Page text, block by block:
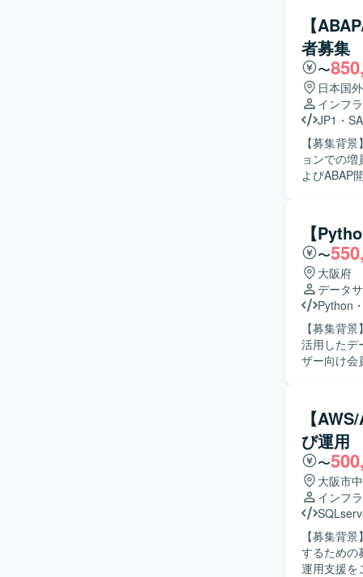
【
者募集
〜
日本国外
インフ
JP1 ・
【募集背
ョンでの増員を行っています。
よびABAP
て、マス
類作成などの
て自走して
業務を進
柔軟な対応の双
ECC6.0の
きるポジ
解と技術ス
のため、キャリ
中心とし
【
〜
大阪府
データ
Python
【募集背
活用したデー
ザー向け会
必要に応じて
コミュニ
実装、テス
ョンです。 【ポジションの魅力】 マーケティングプラットフォームを活用したデータ連携基盤
の構築に
ク設計の
要素に触れな
Cloud上の
タ連携基
【
び運用
〜
大阪市
インフ
【募集背
するための募集です。 【作業内容】 営業支援
運用支援を